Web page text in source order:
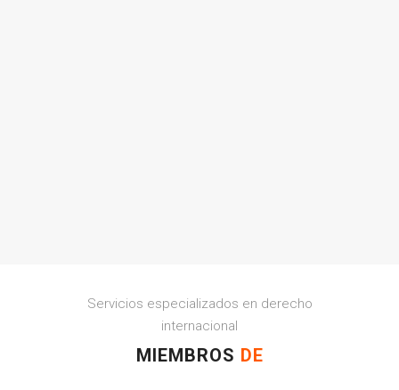
Servicios especializados en derecho
internacional
MIEMBROS DE